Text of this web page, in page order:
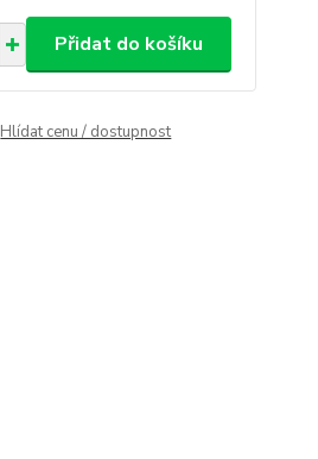
Přidat do košíku
Hlídat cenu / dostupnost